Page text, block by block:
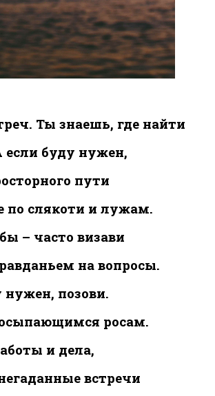
Ты знаешь, где найти
буду нужен,
пути
по слякоти и лужам.
– часто визави
на вопросы.
нужен, позови.
росам.
и дела,
встречи